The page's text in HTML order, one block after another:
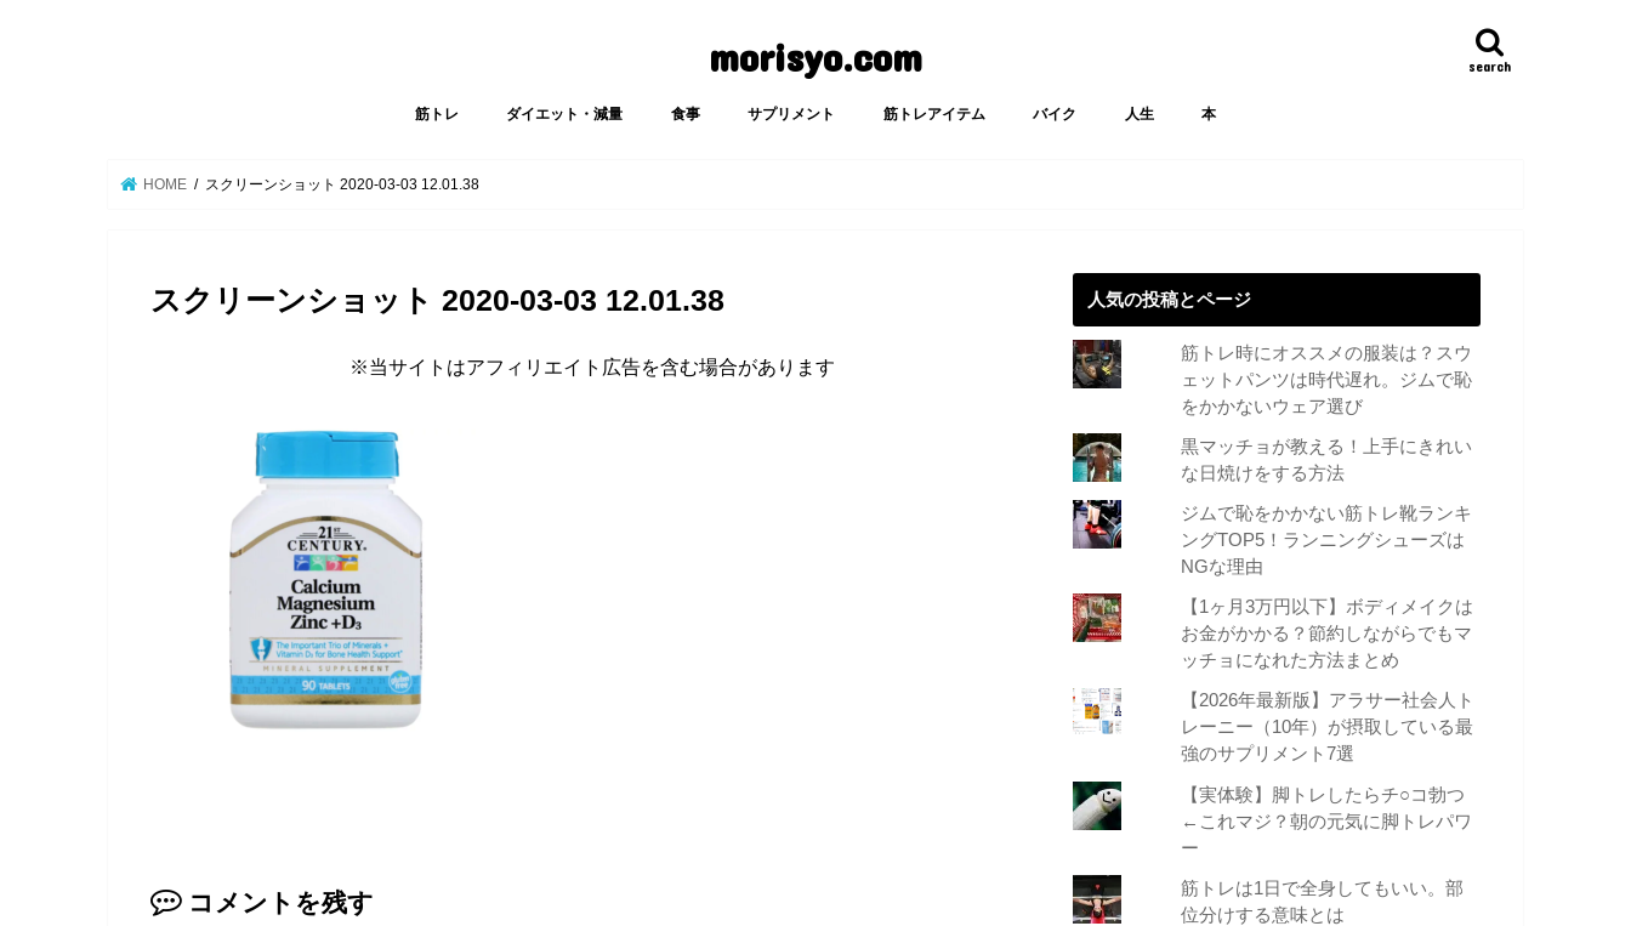
morisyo.com search
筋トレ ダイエット・減量 食事 サプリメント 筋トレアイテム バイク 人生 本
HOME スクリーンショット 2020-03-03 12.01.38
スクリーンショット 2020-03-03 12.01.38
※当サイトはアフィリエイト広告を含む場合があります
コメントを残す
人気の投稿とページ
筋トレ時にオススメの服装は？スウ
ェットパンツは時代遅れ。ジムで恥
をかかないウェア選び
黒マッチョが教える！上手にきれい
な日焼けをする方法
ジムで恥をかかない筋トレ靴ランキ
ングTOP5！ランニングシューズは
NGな理由
【1ヶ月3万円以下】ボディメイクは
お金がかかる？節約しながらでもマ
ッチョになれた方法まとめ
【2026年最新版】アラサー社会人ト
レーニー（10年）が摂取している最
強のサプリメント7選
【実体験】脚トレしたらチ○コ勃つ
←これマジ？朝の元気に脚トレパワ
ー
筋トレは1日で全身してもいい。部
位分けする意味とは